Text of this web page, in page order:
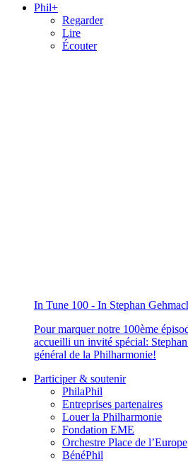
Phil+
Regarder
Lire
Écouter
In Tune 100 - In Stephan
Pour marquer notre 100ème
accueilli un invité spécial:
général de la Philharmonie!
Participer & soutenir
PhilaPhil
Entreprises partenaires
Louer la Philharmonie
Fondation EME
Orchestre Place de l’Europe
BénéPhil